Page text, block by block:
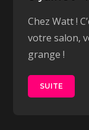
Chez Watt !
votre salon,
grange !
SUITE